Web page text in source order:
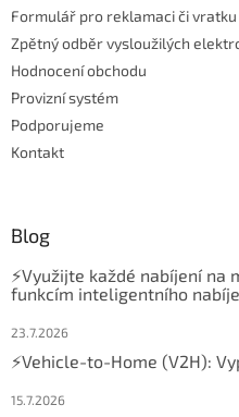
Formulář pro reklamaci či vratku
Zpětný odběr vysloužilých
Hodnocení obchodu
Provizní systém
Podporujeme
Kontakt
Blog
⚡Využijte každé nabíjení na
funkcím inteligentního
23.7.2026
⚡Vehicle-to-Home (V2H):
15.7.2026